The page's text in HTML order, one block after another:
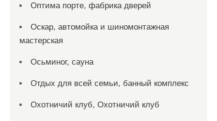
Оптима порте, фабрика дверей
Оскар, автомойка и шиномонтажная
мастерская
Осьминог, сауна
Отдых для всей семьи, банный комплекс
Охотничий клуб, Охотничий клуб